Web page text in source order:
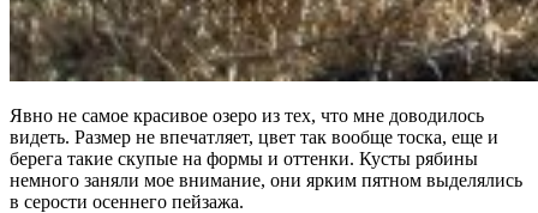
Явно не самое красивое озеро из тех, что мне доводилось
видеть. Размер не впечатляет, цвет так вообще тоска, еще и
берега такие скупые на формы и оттенки. Кусты рябины
немного заняли мое внимание, они ярким пятном выделялись
в серости осеннего пейзажа.